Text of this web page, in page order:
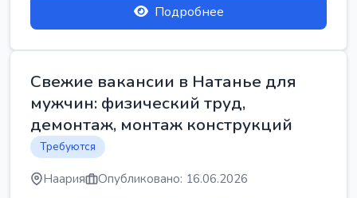
Подробнее
Свежие вакансии в Натанье для
мужчин: физический труд,
демонтаж, монтаж конструкций
Требуются
Наария Опубликовано: 16.06.2026